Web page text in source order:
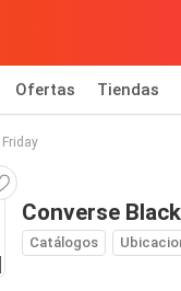
Ofertas Tiendas
Converse
Catálogos